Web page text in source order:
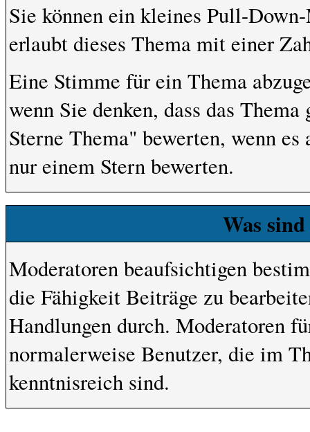
Sie können ein kleines Pull-
erlaubt dieses Thema mit einer
Eine Stimme für ein Thema
wenn Sie denken, dass das
Sterne Thema" bewerten, wenn
nur einem Stern bewerten.
Was
Moderatoren beaufsichtigen
die Fähigkeit Beiträge zu
Handlungen durch. Moderatoren
normalerweise Benutzer, die im
kenntnisreich sind.